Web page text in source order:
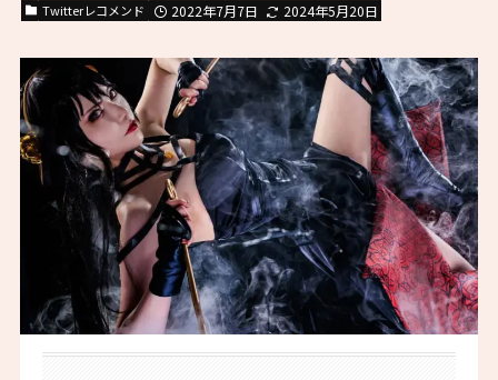
Twitterレコメンド 2022年7月7日 2024年5月20日